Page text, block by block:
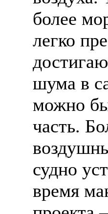
более
легко
шума в
можно
часть.
судно
время